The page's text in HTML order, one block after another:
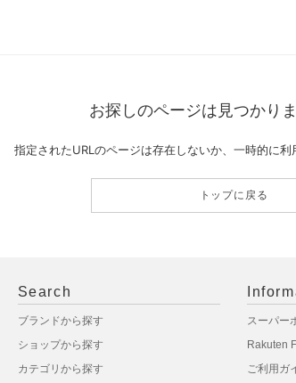
お探しのページは見つかり
指定されたURLのページは存在しないか、一時的に利
トップに戻る
Search
ブランドから探す
ショップから探す
カテゴリから探す
スーパー
Rakuten
ご利用ガ